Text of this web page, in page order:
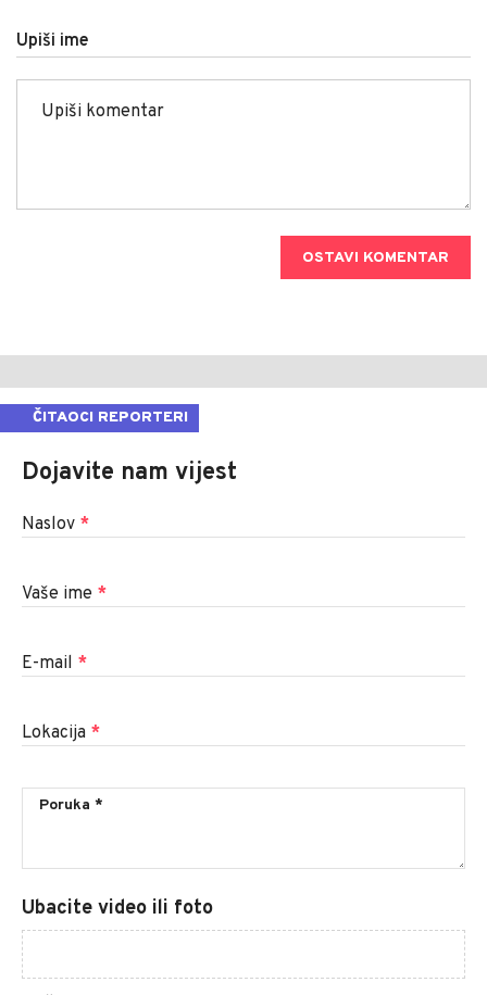
Upiši ime
OSTAVI KOMENTAR
ČITAOCI REPORTERI
Dojavite nam vijest
Naslov *
Vaše ime *
E-mail *
Lokacija *
Ubacite video ili foto